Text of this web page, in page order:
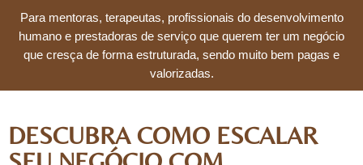
Para mentoras, terapeutas, profissionais do desenvolvimento
humano e prestadoras de serviço que querem ter um negócio
que cresça de forma estruturada, sendo muito bem pagas e
valorizadas.
DESCUBRA COMO ESCALAR